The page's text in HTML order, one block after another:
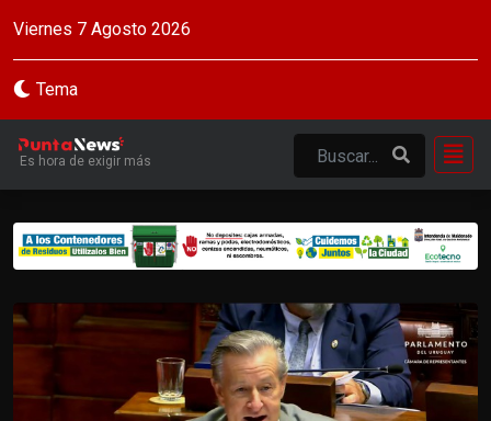
Viernes 7 Agosto 2026
Tema
Es hora de exigir más